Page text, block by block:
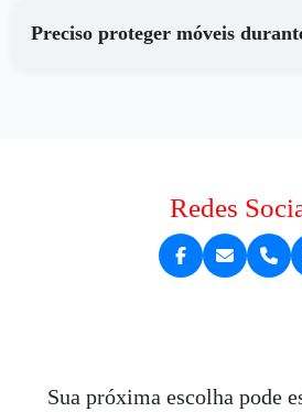
Preciso proteger móveis
Redes
Sua próxima escolha pode